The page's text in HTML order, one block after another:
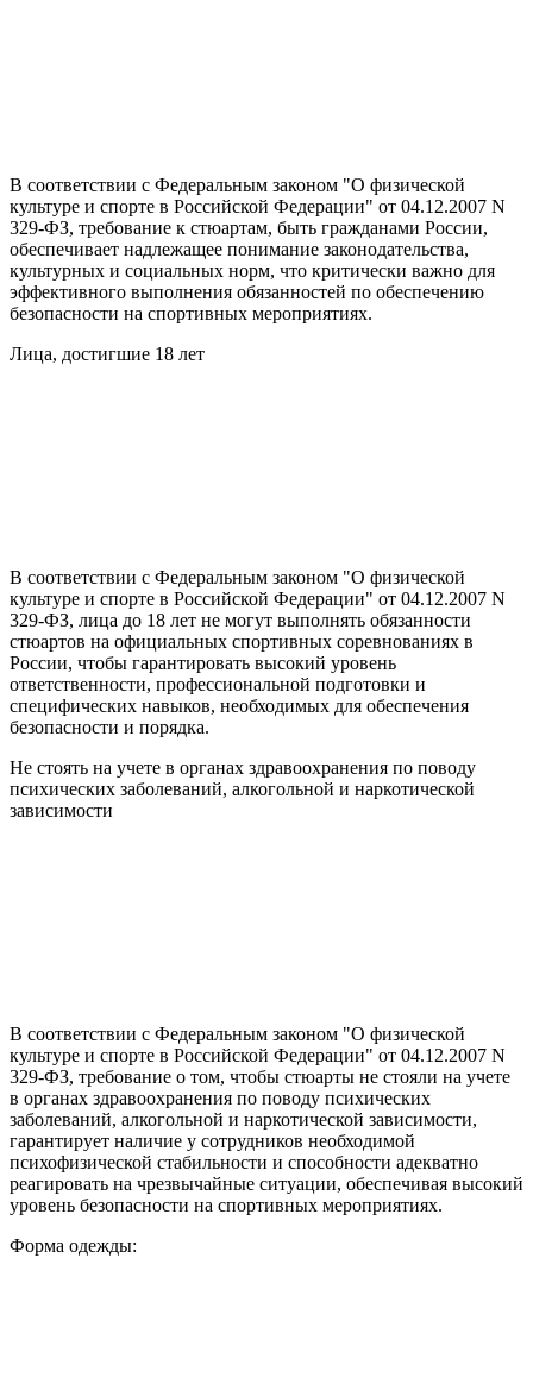
В соответствии с Федеральным законом "О физической
культуре и спорте в Российской Федерации" от 04.12.2007 N
329-ФЗ, требование к стюартам, быть гражданами России,
обеспечивает надлежащее понимание законодательства,
культурных и социальных норм, что критически важно для
эффективного выполнения обязанностей по обеспечению
безопасности на спортивных мероприятиях.
Лица, достигшие 18 лет
В соответствии с Федеральным законом "О физической
культуре и спорте в Российской Федерации" от 04.12.2007 N
329-ФЗ, лица до 18 лет не могут выполнять обязанности
стюартов на официальных спортивных соревнованиях в
России, чтобы гарантировать высокий уровень
ответственности, профессиональной подготовки и
специфических навыков, необходимых для обеспечения
безопасности и порядка.
Не стоять на учете в органах здравоохранения по поводу
психических заболеваний, алкогольной и наркотической
зависимости
В соответствии с Федеральным законом "О физической
культуре и спорте в Российской Федерации" от 04.12.2007 N
329-ФЗ, требование о том, чтобы стюарты не стояли на учете
в органах здравоохранения по поводу психических
заболеваний, алкогольной и наркотической зависимости,
гарантирует наличие у сотрудников необходимой
психофизической стабильности и способности адекватно
реагировать на чрезвычайные ситуации, обеспечивая высокий
уровень безопасности на спортивных мероприятиях.
Форма одежды: